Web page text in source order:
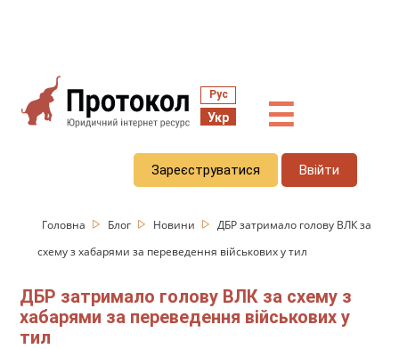
Рус
Укр ☰
Зареєструватися Ввійти
Головна Блог Новини
ДБР затримало голову ВЛК за
схему з хабарями за переведення військових у тил
ДБР затримало голову ВЛК за схему з
хабарями за переведення військових у
тил